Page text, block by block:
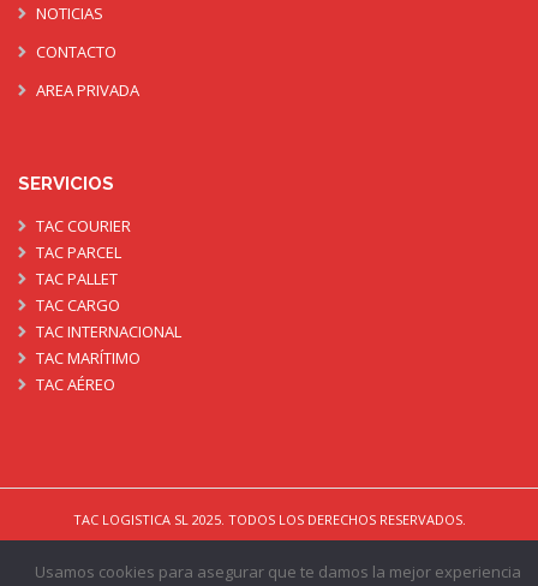
NOTICIAS
CONTACTO
AREA PRIVADA
SERVICIOS
TAC COURIER
TAC PARCEL
TAC PALLET
TAC CARGO
TAC INTERNACIONAL
TAC MARÍTIMO
TAC AÉREO
TAC LOGISTICA SL 2025. TODOS LOS DERECHOS RESERVADOS.
DISEÑADO & DESARROLLADO POR COMUNICA-T.
Usamos cookies para asegurar que te damos la mejor experiencia